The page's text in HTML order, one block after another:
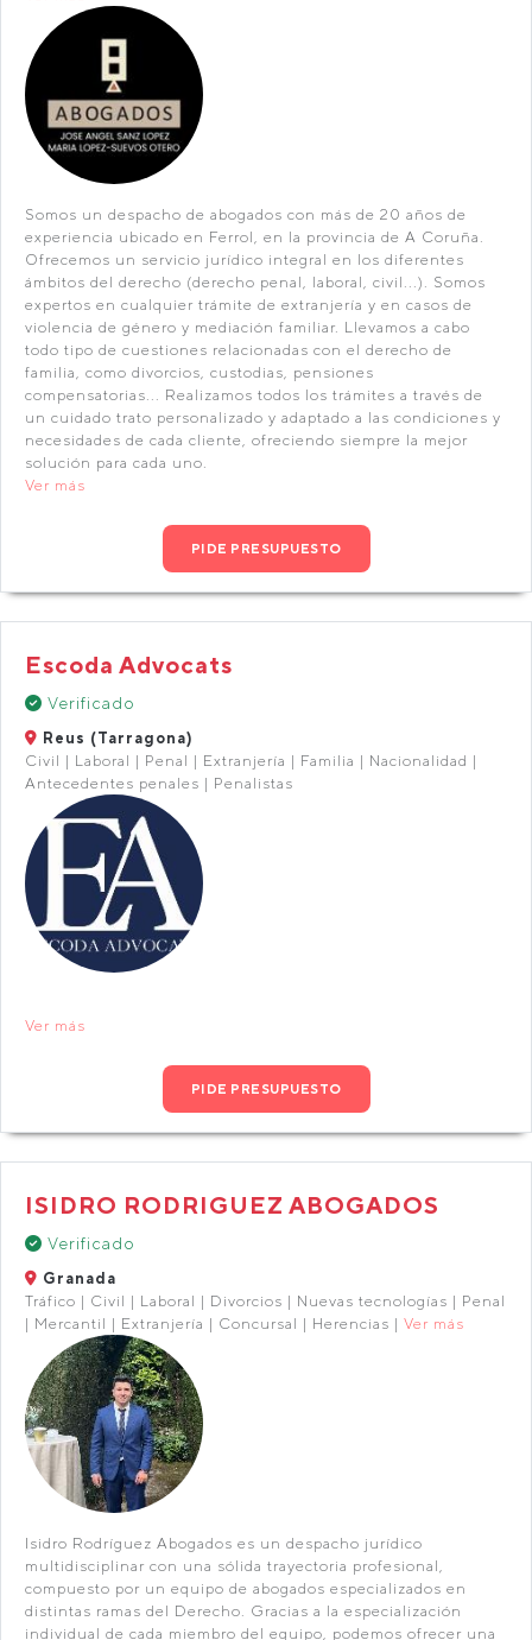
Somos un despacho de abogados con más de 20 años de
experiencia ubicado en Ferrol, en la provincia de A Coruña.
Ofrecemos un servicio jurídico integral en los diferentes
ámbitos del derecho (derecho penal, laboral, civil...). Somos
expertos en cualquier trámite de extranjería y en casos de
violencia de género y mediación familiar. Llevamos a cabo
todo tipo de cuestiones relacionadas con el derecho de
familia, como divorcios, custodias, pensiones
compensatorias... Realizamos todos los trámites a través de
un cuidado trato personalizado y adaptado a las condiciones y
necesidades de cada cliente, ofreciendo siempre la mejor
solución para cada uno.
Ver más
PIDE PRESUPUESTO
Escoda Advocats
Verificado
Reus (Tarragona)
Civil | Laboral | Penal | Extranjería | Familia | Nacionalidad |
Antecedentes penales | Penalistas
Ver más
PIDE PRESUPUESTO
ISIDRO RODRIGUEZ ABOGADOS
Verificado
Granada
Tráfico | Civil | Laboral | Divorcios | Nuevas tecnologías | Penal
| Mercantil | Extranjería | Concursal | Herencias | Ver más
Isidro Rodríguez Abogados es un despacho jurídico
multidisciplinar con una sólida trayectoria profesional,
compuesto por un equipo de abogados especializados en
distintas ramas del Derecho. Gracias a la especialización
individual de cada miembro del equipo, podemos ofrecer una